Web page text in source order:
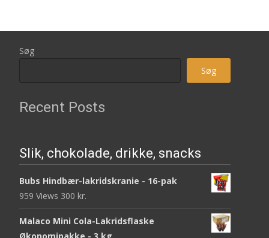
Søg
Søg
Recent Posts
Slik, chokolade, drikke, snacks
Bubs Hindbær-lakridskranie - 16-pak
959 Views 300 kr.
Malaco Mini Cola-Lakridsflaske
Økonomipakke - 3 kg